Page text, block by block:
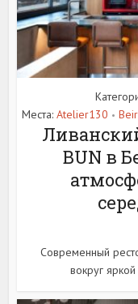
Места: Atelier130 •
BUN в
Современный
вокруг яркой